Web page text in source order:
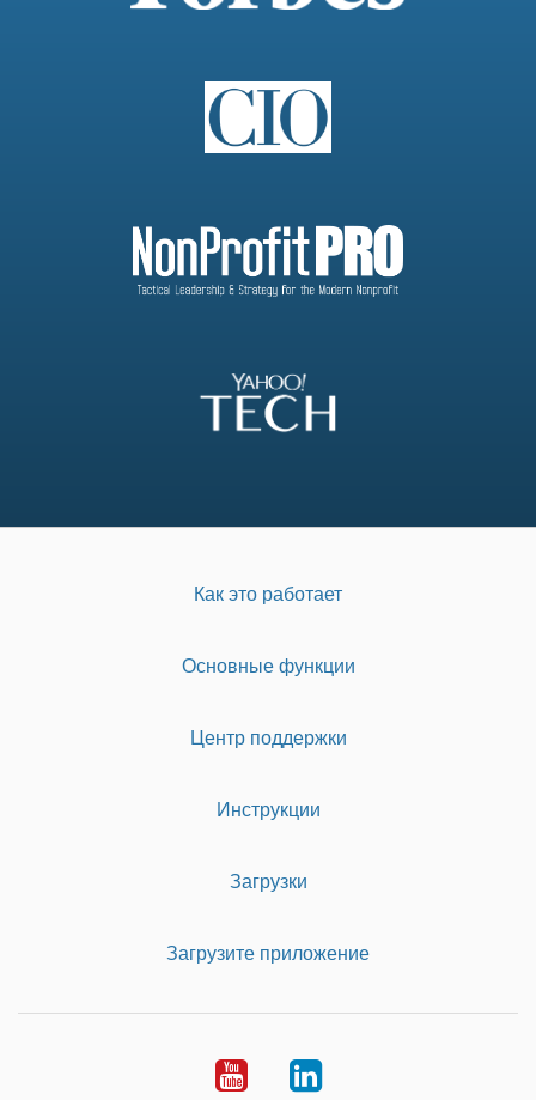
Как это работает
Основные функции
Центр поддержки
Инструкции
Загрузки
Загрузите приложение
YoutubeLinkedIn